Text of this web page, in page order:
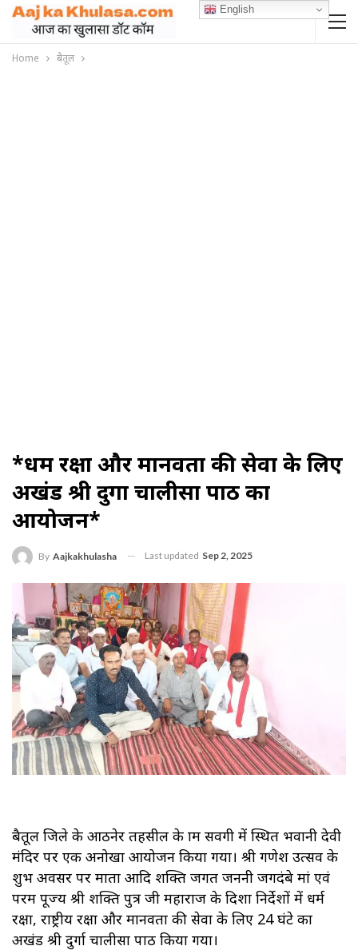
Home बैतूल
*धर्म रक्षा और मानवता की सेवा के लिए
अखंड श्री दुर्गा चालीसा पाठ का
आयोजन*
By Aajkakhulasha Last updated Sep 2, 2025
बैतूल जिले के आठनेर तहसील के ग्राम सवगी में स्थित भवानी देवी
मंदिर पर एक अनोखा आयोजन किया गया। श्री गणेश उत्सव के
शुभ अवसर पर माता आदि शक्ति जगत जननी जगदंबे मां एवं
परम पूज्य श्री शक्ति पुत्र जी महाराज के दिशा निर्देशों में धर्म
रक्षा, राष्ट्रीय रक्षा और मानवता की सेवा के लिए 24 घंटे का
अखंड श्री दुर्गा चालीसा पाठ किया गया।
English